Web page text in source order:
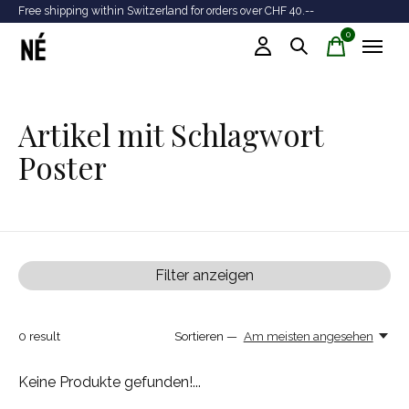
Free shipping within Switzerland for orders over CHF 40.--
0items
Artikel mit Schlagwort
Poster
Filter anzeigen
0 result Sortieren — Am meisten angesehen
Keine Produkte gefunden!...